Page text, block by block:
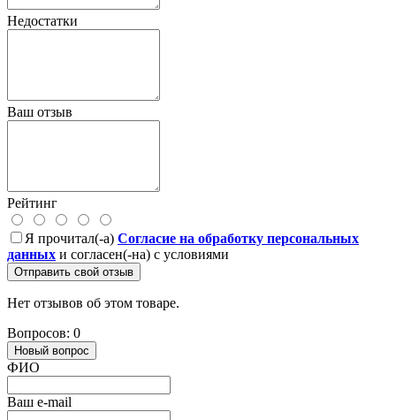
Недостатки
Ваш отзыв
Рейтинг
Я прочитал(-а) Согласие на обработку персональных
данных и согласен(-на) с условиями
Отправить свой отзыв
Нет отзывов об этом товаре.
Вопросов: 0
Новый вопрос
ФИО
Ваш e-mail